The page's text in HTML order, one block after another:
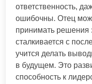
ответственность,
ошибочны. Отец
принимать решения
сталкивается с
учится делать
в будущем. Это
способность к